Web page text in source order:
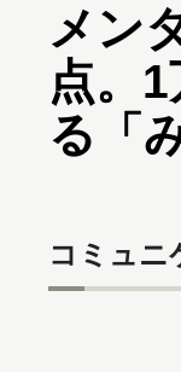
メン
点。
る「
コミュニ